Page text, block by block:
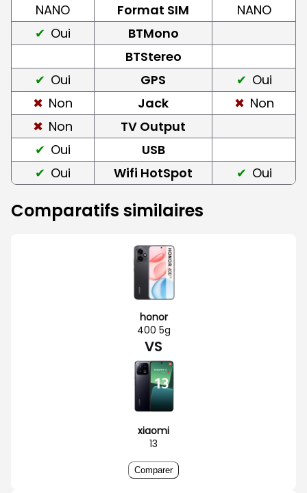
NANO Format SIM
NANO
Oui
BTMono
BTStereo
Oui
GPS
Oui
Non
Jack
Non
Non
TV Output
Oui
USB
Oui
Wifi HotSpot Oui
Comparatifs similaires
honor
400 5g
VS
xiaomi
13
Comparer